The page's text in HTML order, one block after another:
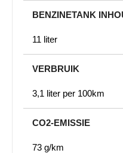
BENZINETANK
11 liter
VERBRUIK
3,1 liter per 100km
CO2-EMISSIE
73 g/km